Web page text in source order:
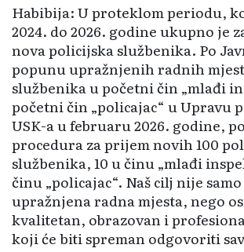
Habibija: U proteklom periodu,
2024. do 2026. go­dine ukupno je
nova policijska službenika. Po
popunu upražnjenih radnih
službenika u početni čin „mlađi
početni čin „policajac“ u Upravu
USK-a u februaru 2026. godine,
procedura za prijem novih 100
službenika, 10 u činu „mlađi
činu „policajac“. Naš cilj nije
upražnjena radna mjesta, nego
kvalitetan, obrazovan i
koji će biti spreman odgovoriti